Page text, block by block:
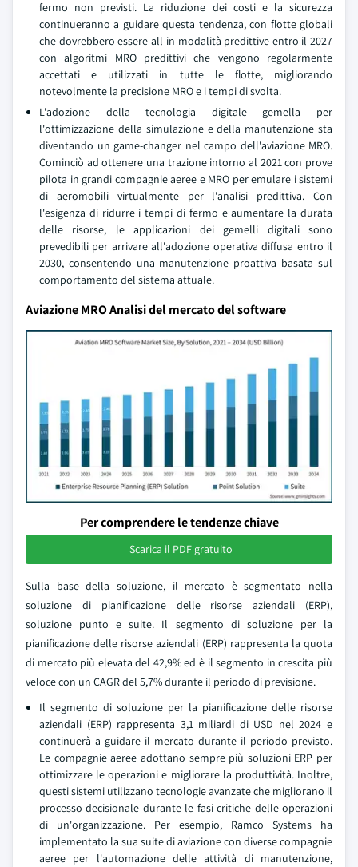
fermo non previsti. La riduzione dei costi e la sicurezza
continueranno a guidare questa tendenza, con flotte globali
che dovrebbero essere all-in modalità predittive entro il 2027
con algoritmi MRO predittivi che vengono regolarmente
accettati e utilizzati in tutte le flotte, migliorando
notevolmente la precisione MRO e i tempi di svolta.
L'adozione della tecnologia digitale gemella per
l'ottimizzazione della simulazione e della manutenzione sta
diventando un game-changer nel campo dell'aviazione MRO.
Cominciò ad ottenere una trazione intorno al 2021 con prove
pilota in grandi compagnie aeree e MRO per emulare i sistemi
di aeromobili virtualmente per l'analisi predittiva. Con
l'esigenza di ridurre i tempi di fermo e aumentare la durata
delle risorse, le applicazioni dei gemelli digitali sono
prevedibili per arrivare all'adozione operativa diffusa entro il
2030, consentendo una manutenzione proattiva basata sul
comportamento del sistema attuale.
Aviazione MRO Analisi del mercato del software
Per comprendere le tendenze chiave
Scarica il PDF gratuito
Sulla base della soluzione, il mercato è segmentato nella
soluzione di pianificazione delle risorse aziendali (ERP),
soluzione punto e suite. Il segmento di soluzione per la
pianificazione delle risorse aziendali (ERP) rappresenta la quota
di mercato più elevata del 42,9% ed è il segmento in crescita più
veloce con un CAGR del 5,7% durante il periodo di previsione.
Il segmento di soluzione per la pianificazione delle risorse
aziendali (ERP) rappresenta 3,1 miliardi di USD nel 2024 e
continuerà a guidare il mercato durante il periodo previsto.
Le compagnie aeree adottano sempre più soluzioni ERP per
ottimizzare le operazioni e migliorare la produttività. Inoltre,
questi sistemi utilizzano tecnologie avanzate che migliorano il
processo decisionale durante le fasi critiche delle operazioni
di un'organizzazione. Per esempio, Ramco Systems ha
implementato la sua suite di aviazione con diverse compagnie
aeree per l'automazione delle attività di manutenzione,